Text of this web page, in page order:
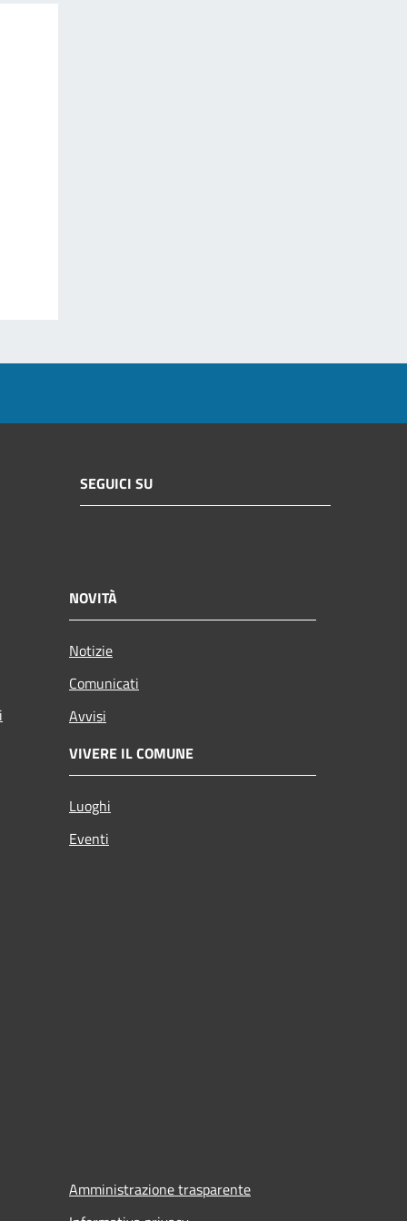
SEGUICI SU
NOVITÀ
Notizie
Comunicati
Avvisi
VIVERE IL COMUNE
Luoghi
Eventi
Amministrazione trasparente